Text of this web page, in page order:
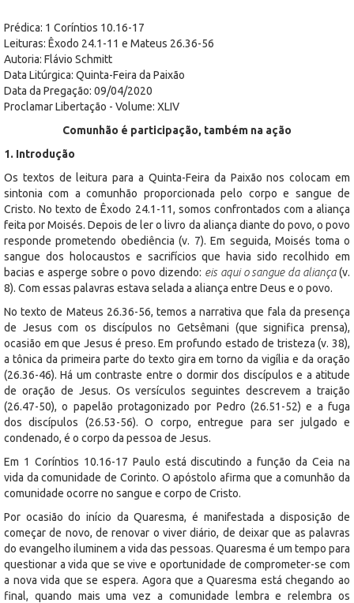
Prédica: 1 Coríntios 10.16-17
Leituras: Êxodo 24.1-11 e Mateus 26.36-56
Autoria: Flávio Schmitt
Data Litúrgica: Quinta-Feira da Paixão
Data da Pregação: 09/04/2020
Proclamar Libertação - Volume: XLIV
Comunhão é participação, também na ação
1. Introdução
Os textos de leitura para a Quinta-Feira da Paixão nos colocam em
sintonia com a comunhão proporcionada pelo corpo e sangue de
Cristo. No texto de Êxodo 24.1-11, somos confrontados com a aliança
feita por Moisés. Depois de ler o livro da aliança diante do povo, o povo
responde prometendo obediência (v. 7). Em seguida, Moisés toma o
sangue dos holocaustos e sacrifícios que havia sido recolhido em
bacias e asperge sobre o povo dizendo: eis aqui o sangue da aliança(v.
8). Com essas palavras estava selada a aliança entre Deus e o povo.
No texto de Mateus 26.36-56, temos a narrativa que fala da presença
de Jesus com os discípulos no Getsêmani (que significa prensa),
ocasião em que Jesus é preso. Em profundo estado de tristeza (v. 38),
a tônica da primeira parte do texto gira em torno da vigília e da oração
(26.36-46). Há um contraste entre o dormir dos discípulos e a atitude
de oração de Jesus. Os versículos seguintes descrevem a traição
(26.47-50), o papelão protagonizado por Pedro (26.51-52) e a fuga
dos discípulos (26.53-56). O corpo, entregue para ser julgado e
condenado, é o corpo da pessoa de Jesus.
Em 1 Coríntios 10.16-17 Paulo está discutindo a função da Ceia na
vida da comunidade de Corinto. O apóstolo afirma que a comunhão da
comunidade ocorre no sangue e corpo de Cristo.
Por ocasião do início da Quaresma, é manifestada a disposição de
começar de novo, de renovar o viver diário, de deixar que as palavras
do evangelho iluminem a vida das pessoas. Quaresma é um tempo para
questionar a vida que se vive e oportunidade de comprometer-se com
a nova vida que se espera. Agora que a Quaresma está chegando ao
final, quando mais uma vez a comunidade lembra e relembra os